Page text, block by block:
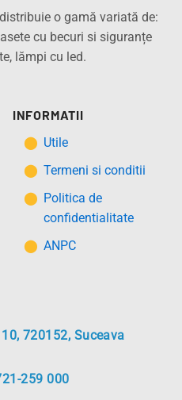
o gamă variată de:
cu becuri si siguranțe
lămpi cu led.
INFORMATII
Utile
Termeni si conditii
Politica de
confidentialitate
ANPC
720152, Suceava
259 000